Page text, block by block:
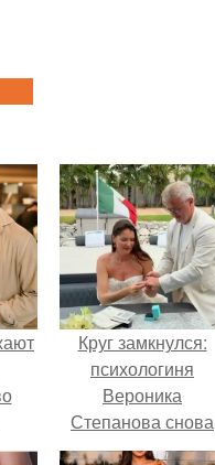
Круг замкнулся:
психологиня
Вероника
Степанова снова
вышла замуж за